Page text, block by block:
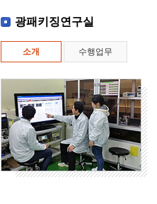
광패키징연구실
소개 수행업무